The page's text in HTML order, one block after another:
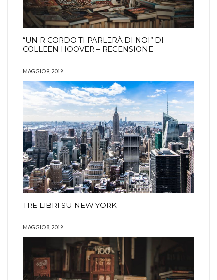
“UN RICORDO TI PARLERÀ DI NOI” DI
COLLEEN HOOVER – RECENSIONE
MAGGIO 9, 2019
TRE LIBRI SU NEW YORK
MAGGIO 8, 2019